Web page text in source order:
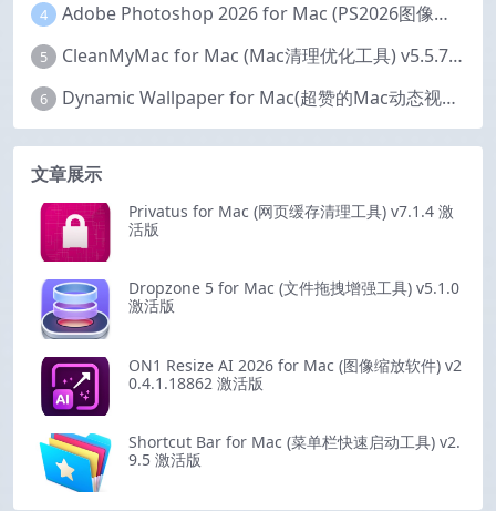
4 Adobe Photoshop 2026 for Mac (PS2026图像编辑处理软件) v27.6.0 中文版
5 CleanMyMac for Mac (Mac清理优化工具) v5.5.7 激活版
6 Dynamic Wallpaper for Mac(超赞的Mac动态视频壁纸) v25.4 激活版
文章展示
Privatus for Mac (网页缓存清理工具) v7.1.4 激
活版
Dropzone 5 for Mac (文件拖拽增强工具) v5.1.0
激活版
ON1 Resize AI 2026 for Mac (图像缩放软件) v2
0.4.1.18862 激活版
Shortcut Bar for Mac (菜单栏快速启动工具) v2.
9.5 激活版